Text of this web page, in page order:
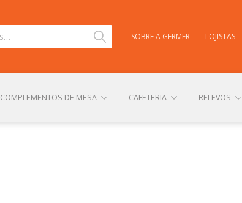
Pesquisar SOBRE A GERMER LOJISTAS
COMPLEMENTOS DE MESA CAFETERIA RELEVOS